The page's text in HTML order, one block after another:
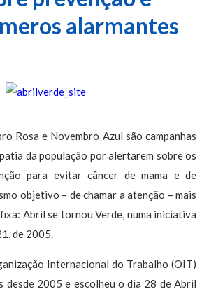
alarmantes
Rosa e Novembro Azul são campanhas
da população por alertarem sobre os
para evitar câncer de mama e de
objetivo – de chamar a atenção – mais
Abril se tornou Verde, numa iniciativa
de 2005.
Internacional do Trabalho (OIT)
desde 2005 e escolheu o dia 28 de Abril